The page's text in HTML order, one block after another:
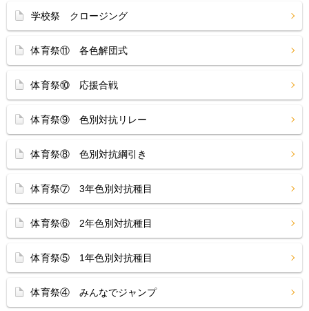
学校祭 クロージング
体育祭⑪ 各色解団式
体育祭⑩ 応援合戦
体育祭⑨ 色別対抗リレー
体育祭⑧ 色別対抗綱引き
体育祭⑦ 3年色別対抗種目
体育祭⑥ 2年色別対抗種目
体育祭⑤ 1年色別対抗種目
体育祭④ みんなでジャンプ